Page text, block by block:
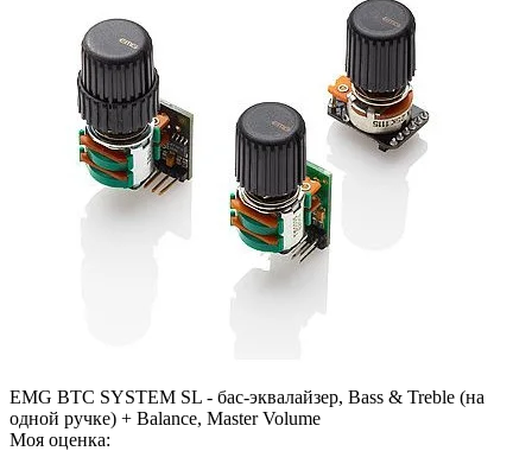
EMG BTC SYSTEM SL - бас-эквалайзер, Bass & Treble (на
одной ручке) + Balance, Master Volume
Моя оценка: